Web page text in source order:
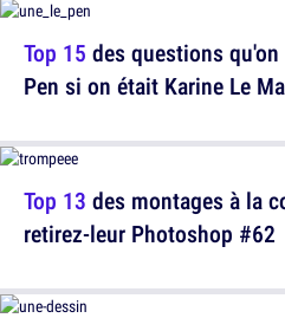
Top 13 des montages à la
retirez-leur Photoshop #62
Top 15 des questions
Pen si on était Karine Le